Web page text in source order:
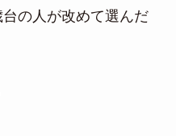
の人が改めて選んだ